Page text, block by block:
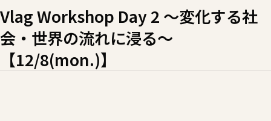
Vlag Workshop Day 2 ～変化する社
会・世界の流れに浸る～
【12/8(mon.)】